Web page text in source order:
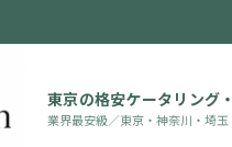
東京の格安ケータリング
業界最安級／東京・神奈川・埼